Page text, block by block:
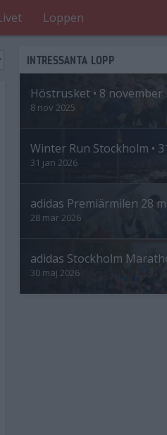
Loppen
INTRESSANTA LOPP
Höstrusket • 8 november
8 nov 2025
Winter Run Stockholm •
31 jan 2026
adidas Premiärmilen 28
28 mar 2026
adidas Stockholm
30 maj 2026